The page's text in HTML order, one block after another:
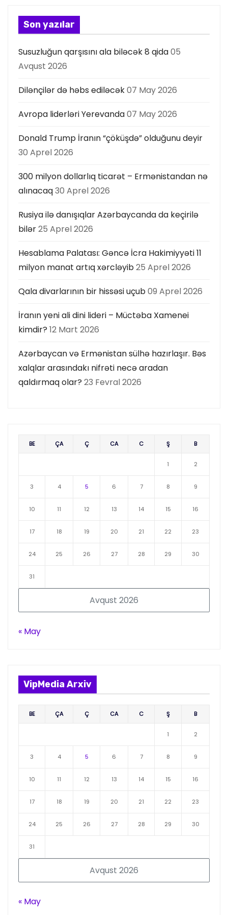
Son yazılar
Susuzluğun qarşısını ala biləcək 8 qida05
Avqust 2026
Dilənçilər də həbs ediləcək07 May 2026
Avropa liderləri Yerevanda07 May 2026
Donald Trump İranın “çöküşdə” olduğunu deyir
30 Aprel 2026
300 milyon dollarlıq ticarət – Ermənistandan nə
alınacaq30 Aprel 2026
Rusiya ilə danışıqlar Azərbaycanda da keçirilə
bilər25 Aprel 2026
Hesablama Palatası: Gəncə İcra Hakimiyyəti 11
milyon manat artıq xərcləyib25 Aprel 2026
Qala divarlarının bir hissəsi uçub09 Aprel 2026
İranın yeni ali dini lideri – Müctəba Xamenei
kimdir? 12 Mart 2026
Azərbaycan və Ermənistan sülhə hazırlaşır. Bəs
xalqlar arasındakı nifrəti necə aradan
qaldırmaq olar? 23 Fevral 2026
Avqust 2026
BE ÇA Ç CA C Ş B
1 2
3 4 5 6 7 8 9
10 11 12 13 14 15 16
17 18 19 20 21 22 23
24 25 26 27 28 29 30
31
« May
VipMedia Arxiv
Avqust 2026
BE ÇA Ç CA C Ş B
1 2
3 4 5 6 7 8 9
10 11 12 13 14 15 16
17 18 19 20 21 22 23
24 25 26 27 28 29 30
31
« May